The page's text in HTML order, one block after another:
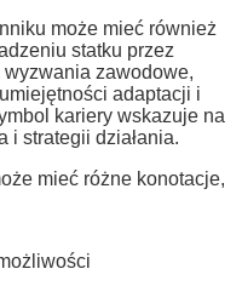
może mieć również
statku przez
zawodowe,
adaptacji i
kariery wskazuje na
i strategii działania.
mieć różne konotacje,